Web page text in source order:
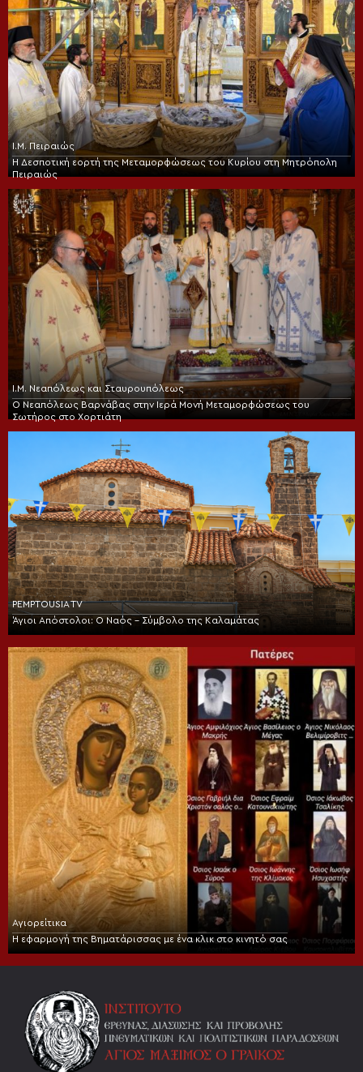
Ι.Μ. Πειραιώς
Η Δεσποτική εορτή της Μεταμορφώσεως του Κυρίου στη Μητρόπολη
Πειραιώς
Ι.Μ. Νεαπόλεως και Σταυρουπόλεως
Ο Νεαπόλεως Βαρνάβας στην Ιερά Μονή Μεταμορφώσεως του
Σωτήρος στο Χορτιάτη
PEMPTOUSIA TV
Άγιοι Απόστολοι: Ο Ναός – Σύμβολο της Καλαμάτας
Αγιορείτικα
Η εφαρμογή της Βηματάρισσας με ένα κλικ στο κινητό σας